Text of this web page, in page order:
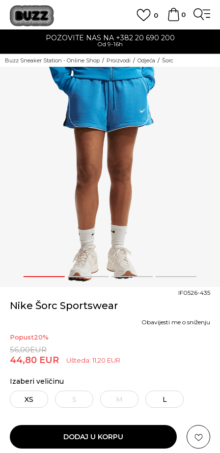
0
0
POZOVITE NAS NA +382 20 690 200
Od 9-16h
Buzz Sneaker Station - Online Shop Proizvodi Odjeća Šorc
1 2 3 4
Nike Šorc Sportswear
IF0526-435
Popust20%
56,00EUR
44,80 EUR Ušteda: 11,20 EUR
Obavijesti me o sniženju
Izaberi veličinu
XS S M L
DODAJ U KORPU